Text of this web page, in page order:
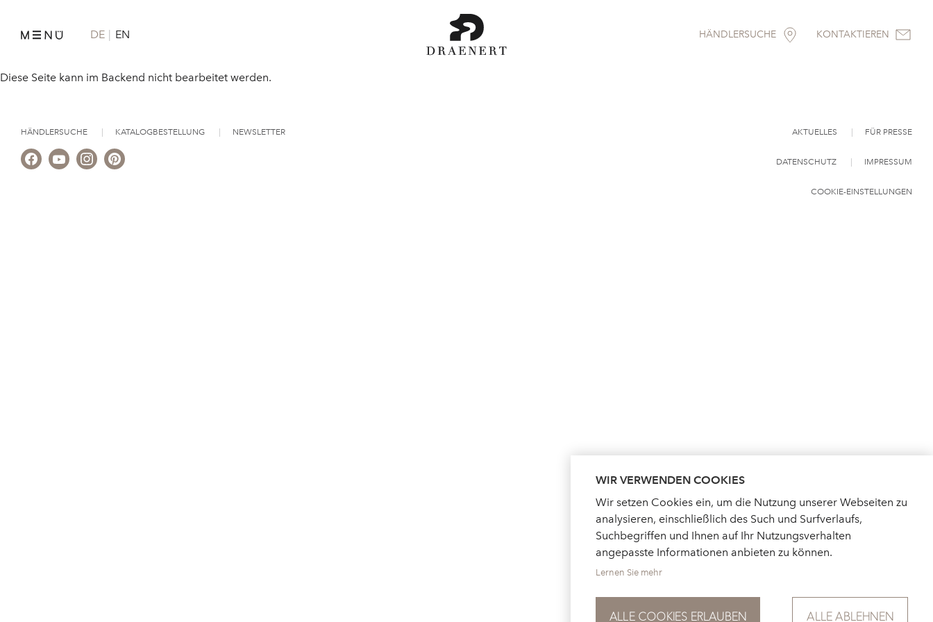
DE EN HÄNDLERSUCHE KONTAKTIEREN
Diese Seite kann im Backend nicht bearbeitet werden.
HÄNDLERSUCHE KATALOGBESTELLUNG NEWSLETTER AKTUELLES FÜR PRESSE
DATENSCHUTZ IMPRESSUM
COOKIE-EINSTELLUNGEN
WIR VERWENDEN COOKIES
Wir setzen Cookies ein, um die Nutzung unserer Webseiten zu
analysieren, einschließlich des Such und Surfverlaufs,
Suchbegriffen und Ihnen auf Ihr Nutzungsverhalten
angepasste Informationen anbieten zu können.
Lernen Sie mehr
ALLE COOKIES ERLAUBEN ALLE ABLEHNEN